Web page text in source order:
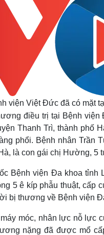
viện Việt Đức đã có
điều trị tại Bệnh
Thanh Trì, thành phố
phổi. Bệnh nhân Trần
là con gái chị Hường, 5
Bệnh viện Đa khoa
5 ê kíp phẫu thuật,
bị thương về Bệnh viện
móc, nhân lực nỗ
nặng đã được mổ